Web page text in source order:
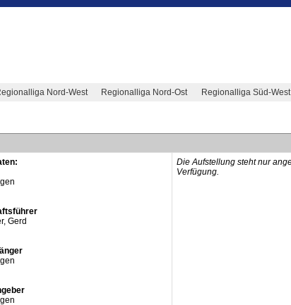
Nord-West Regionalliga Nord-Ost Regionalliga Süd-West
Gerd
Die Aufstellung steht nur
Verfügung.